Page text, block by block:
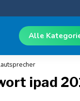
Alle
ipad